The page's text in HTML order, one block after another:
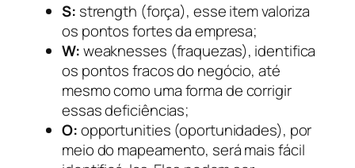
S: strength (força), esse item valoriza
os pontos fortes da empresa;
W:weaknesses (fraquezas), identifica
os pontos fracos do negócio, até
mesmo como uma forma de corrigir
essas deficiências;
O:opportunities (oportunidades), por
meio do mapeamento, será mais fácil